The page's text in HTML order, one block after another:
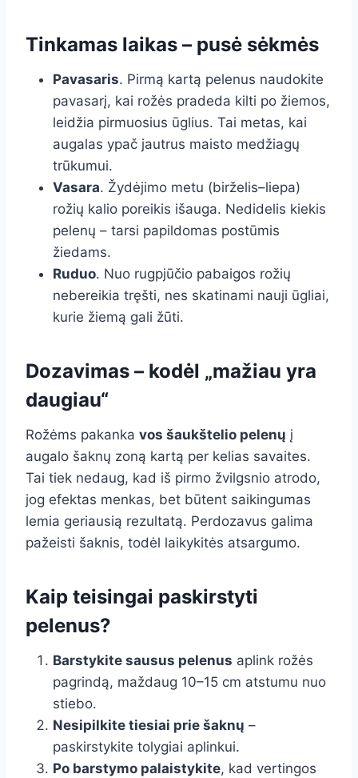
Tinkamas laikas – pusė sėkmės
Pavasaris. Pirmą kartą pelenus naudokite
pavasarį, kai rožės pradeda kilti po žiemos,
leidžia pirmuosius ūglius. Tai metas, kai
augalas ypač jautrus maisto medžiagų
trūkumui.
Vasara. Žydėjimo metu (birželis–liepa)
rožių kalio poreikis išauga. Nedidelis kiekis
pelenų – tarsi papildomas postūmis
žiedams.
Ruduo. Nuo rugpjūčio pabaigos rožių
nebereikia tręšti, nes skatinami nauji ūgliai,
kurie žiemą gali žūti.
Dozavimas – kodėl „mažiau yra
daugiau“
Rožėms pakanka vos šaukštelio pelenų į
augalo šaknų zoną kartą per kelias savaites.
Tai tiek nedaug, kad iš pirmo žvilgsnio atrodo,
jog efektas menkas, bet būtent saikingumas
lemia geriausią rezultatą. Perdozavus galima
pažeisti šaknis, todėl laikykitės atsargumo.
Kaip teisingai paskirstyti
pelenus?
Barstykite sausus pelenus aplink rožės
pagrindą, maždaug 10–15 cm atstumu nuo
stiebo.
Nesipilkite tiesiai prie šaknų –
paskirstykite tolygiai aplinkui.
Po barstymo palaistykite, kad vertingos